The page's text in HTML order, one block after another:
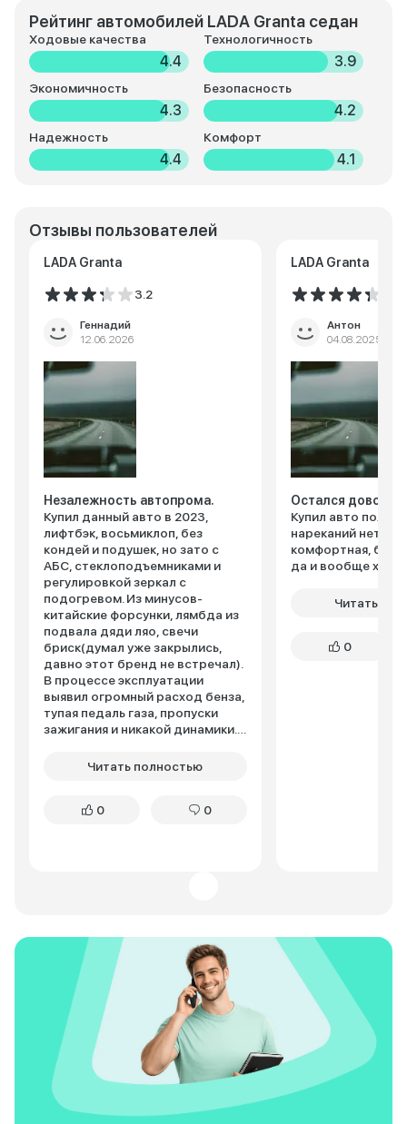
Рейтинг автомобилей LADA Granta седан
Ходовые качества
4.4
Технологичность
3.9
Экономичность
4.3
Безопасность
4.2
Надежность
4.4
Комфорт
4.1
Отзывы пользователей
LADA Granta
3.2
Геннадий
12.06.2026
Незалежность автопрома.
Купил данный авто в 2023,
лифтбэк, восьмиклоп, без
кондей и подушек, но зато с
АБС, стеклоподъемниками и
регулировкой зеркал с
подогревом. Из минусов-
китайские форсунки, лямбда из
подвала дяди ляо, свечи
бриск(думал уже закрылись,
давно этот бренд не встречал).
В процессе эксплуатации
выявил огромный расход бенза,
тупая педаль газа, пропуски
зажигания и никакой динамики.
месяц, подождал, приехал-
не горел, а отдавать деньги за
литра на 3-4. Потом зимой стук
появился по езде по грунтовке-
просто подтянул рулевой
карданчик. С чем трудно
смириться-очень плохие
уплотнители окон. Натурально
болтаются в рамке. После
мойки постоянно подтеки воды
внутри салона. В целом, пойдет
для работы эта колымага, если
есть руки и понимание работы
Читать полностью
0 0
LADA Granta
Антон
04.08.2025
Остался доволен
Купил авто пол
нареканий нет,
комфортная,
да и вообще
Читать
0